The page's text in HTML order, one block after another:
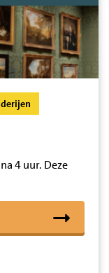
4 uur. Deze